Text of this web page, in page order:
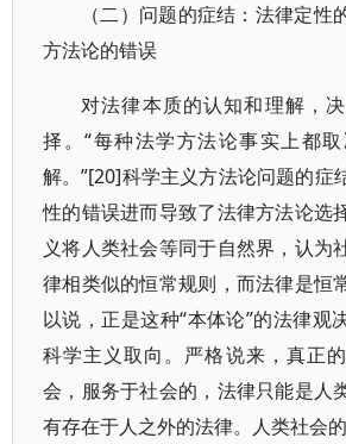
（二）问题的症结：法律定性
方法论的错误
对法律本质的认知和理解，
择。“每种法学方法论事实上都
解。”[20]科学主义方法论问题的症
性的错误进而导致了法律方法论选
义将人类社会等同于自然界，认为
律相类似的恒常规则，而法律是恒
以说，正是这种“本体论”的法律观
科学主义取向。严格说来，真正
会，服务于社会的，法律只能是人
有存在于人之外的法律。人类社会